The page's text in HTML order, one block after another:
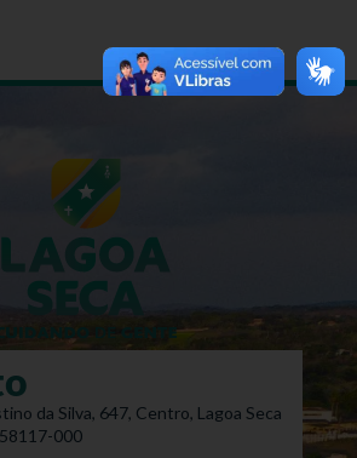
da Silva, 647, Centro, Lagoa Seca
000